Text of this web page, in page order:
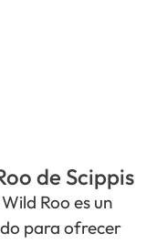
de Scippis
Roo es un
para ofrecer